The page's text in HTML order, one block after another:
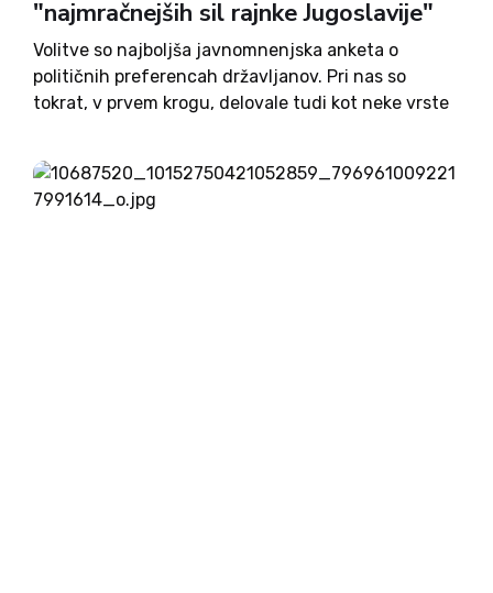
"najmračnejših sil rajnke Jugoslavije"
Volitve so najboljša javnomnenjska anketa o
političnih preferencah državljanov. Pri nas so
tokrat, v prvem krogu, delovale tudi kot neke vrste
Gibanje svoboda poželo zelo dober rezultat in
slavilo triumf, so tokratne številke...